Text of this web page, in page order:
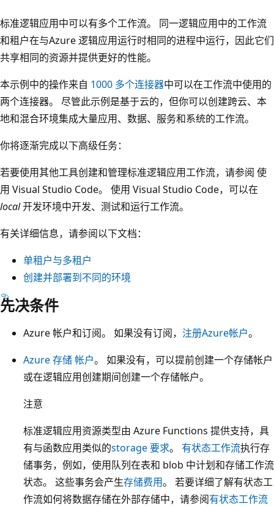
标准逻辑应用中可以有多个工作流。 同一逻辑应用中的工作流
和租户在与Azure 逻辑应用运行时相同的进程中运行，因此它们
共享相同的资源并提供更好的性能。
本示例中的操作来自 1000 多个连接器中可以在工作流中使用的
两个连接器。 尽管此示例是基于云的，但你可以创建跨云、本
地和混合环境集成大量应用、数据、服务和系统的工作流。
你将逐渐完成以下高级任务：
若要使用其他工具创建和管理标准逻辑应用工作流，请参阅 使
用 Visual Studio Code。 使用 Visual Studio Code，可以在
local开发环境中开发、测试和运行工作流。
有关详细信息，请参阅以下文档：
单租户与多租户
创建并部署到不同的环境
先决条件
Azure 帐户和订阅。 如果没有订阅， 注册Azure帐户。
Azure 存储 帐户。 如果没有，可以提前创建一个存储帐户
或在逻辑应用创建期间创建一个存储帐户。
注意
标准逻辑应用资源类型由 Azure Functions 提供支持，具
有与函数应用类似的storage 要求。 有状态工作流执行存
储事务，例如，使用队列在表和 blob 中计划和存储工作流
状态。 这些事务会产生存储费用。 若要详细了解有状态工
作流如何将数据存储在外部存储中，请参阅有状态工作流